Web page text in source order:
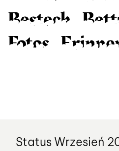
Besteck
Besteck
Fotos
Fotos
Status Wrzesień